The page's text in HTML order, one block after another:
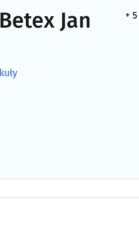
+
Jan